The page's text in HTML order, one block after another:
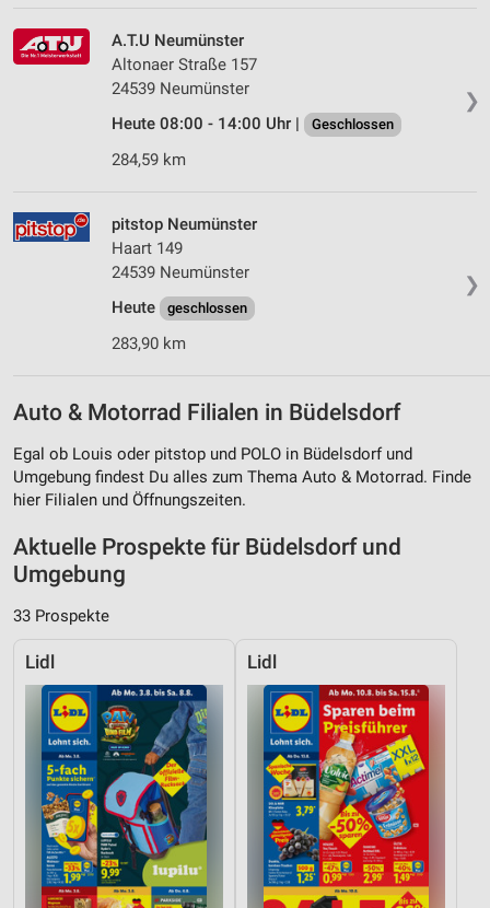
❯
A.T.U Neumünster
Altonaer Straße 157
24539 Neumünster
Heute 08:00 - 14:00 Uhr |
Geschlossen
284,59 km
❯
pitstop Neumünster
Haart 149
24539 Neumünster
Heute
geschlossen
283,90 km
Auto & Motorrad Filialen in Büdelsdorf
Egal ob Louis oder pitstop und POLO in Büdelsdorf und
Umgebung findest Du alles zum Thema Auto & Motorrad. Finde
hier Filialen und Öffnungszeiten.
Aktuelle Prospekte für Büdelsdorf und
Umgebung
33 Prospekte
Lidl Lidl